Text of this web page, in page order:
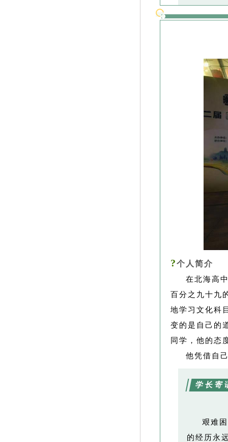
?个人简介
在北海高
百分之九十九
地学习文化科
变的是自己的
同学，他的态
他凭借自
学长寄
艰难
的经历永